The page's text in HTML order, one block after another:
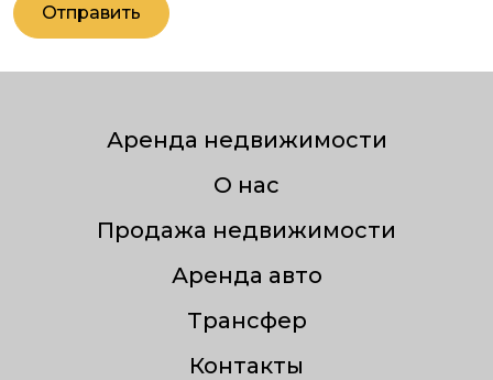
Отправить
Аренда недвижимости
О нас
Продажа недвижимости
Аренда авто
Трансфер
Контакты